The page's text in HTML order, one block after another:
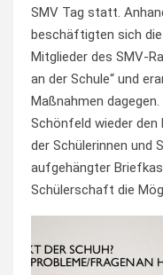
SMV Tag statt.
beschäftigten sich
Mitglieder des SMV-
an der Schule“ und
Maßnahmen
Schönfeld wieder den
der Schülerinnen und
aufgehängter
Schülerschaft die